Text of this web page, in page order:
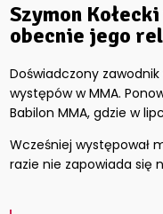
Szymon
obecnie jego
Doświadczony zawodnik
występów w MMA.
Babilon MMA, gdzie w
Wcześniej występował
razie nie zapowiada się